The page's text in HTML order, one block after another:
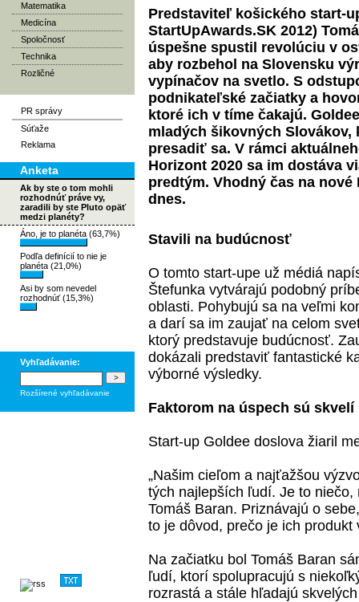
Matematika
Medicína
Spoločnosť
Technika
Rozličné
PR správy
Súťaže
Reklama
Anketa
Ak by ste o tom mohli
rozhodnúť práve vy,
zaradili by ste Pluto opäť
medzi planéty?
Áno, je to planéta (63,7%)
Podľa definícií to nie je
planéta (21,0%)
Asi by som nevedel
rozhodnúť (15,3%)
Vyhľadávanie:
Rozšírené vyhľadávanie
Predstaviteľ košického start-
StartUpAwards.SK 2012)
úspešne spustil revolúciu v
aby rozbehol na Slovensku
vypínačov na svetlo. S
podnikateľské začiatky a
ktoré ich v tíme čakajú.
mladých šikovných Slovákov,
presadiť sa. V rámci
Horizont 2020 sa im dostáva
predtým. Vhodný čas na
dnes.
Stavili na budúcnosť
O tomto start-upe už médiá
Štefunka vytvárajú podobný
oblasti. Pohybujú sa na veľmi
a darí sa im zaujať na celom
ktorý predstavuje budúcnosť.
dokázali predstaviť fantastické
výborné výsledky.
Faktorom na úspech sú
Start-up Goldee doslova žiaril
„Našim cieľom a najťažšou
tých najlepších ľudí. Je to niečo,
Tomáš Baran. Priznávajú o
to je dôvod, prečo je ich produkt
Na začiatku bol Tomáš Baran
ľudí, ktorí spolupracujú s
rozrastá a stále hľadajú